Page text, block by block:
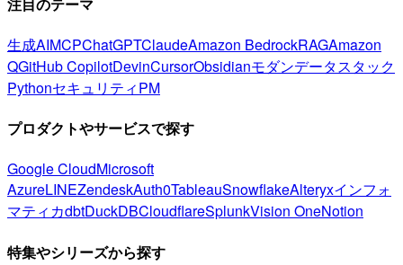
生成AIMCPChatGPTClaudeAmazon BedrockRAGAmazon
QGitHub CopilotDevinCursorObsidianモダンデータスタック
PythonセキュリティPM
プロダクトやサービスで探す
Google CloudMicrosoft
AzureLINEZendeskAuth0TableauSnowflakeAlteryxインフォ
マティカdbtDuckDBCloudflareSplunkVision OneNotion
特集やシリーズから探す